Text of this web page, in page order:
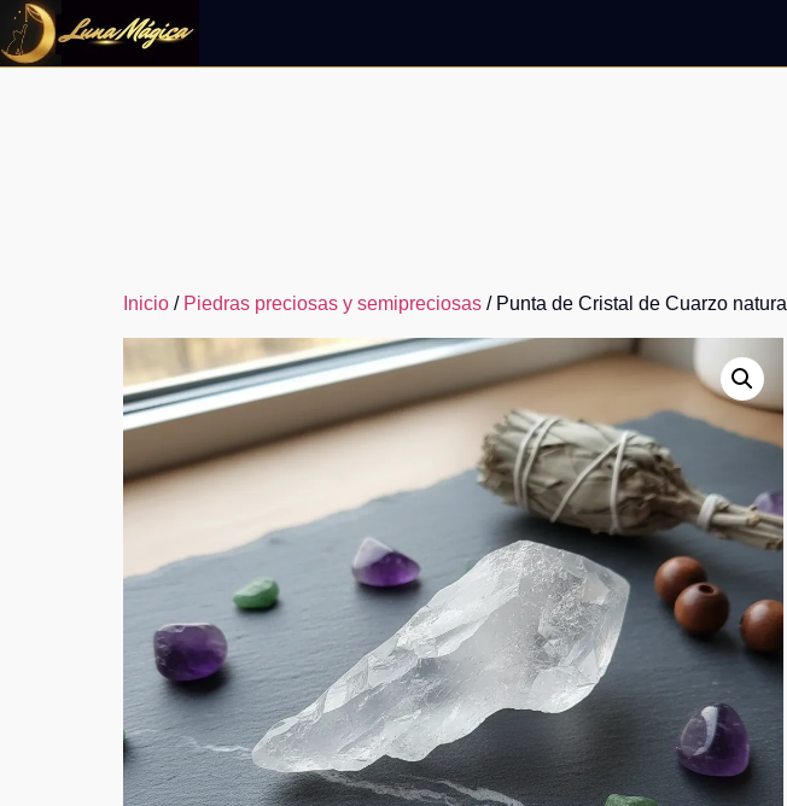
Inicio / Piedras preciosas y semipreciosas / Punta de Cristal de Cuarzo natural